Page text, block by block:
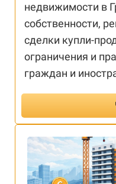
недвижимости в
собственности,
сделки купли-
ограничения и
граждан и